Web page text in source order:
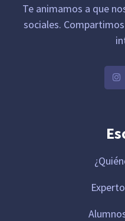
Te animamos a que
sociales.